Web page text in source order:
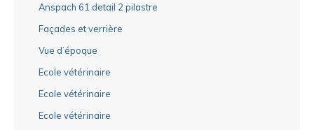
Anspach 61 detail 2 pilastre
Façades et verrière
Vue d’époque
Ecole vétérinaire
Ecole vétérinaire
Ecole vétérinaire